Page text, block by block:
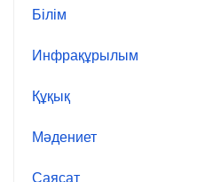
Білім
Инфрақұрылым
Құқық
Мәдениет
Саясат